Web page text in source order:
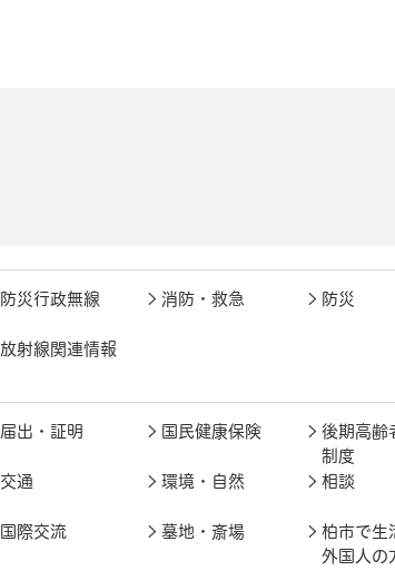
防災行政無線 消防・救急 防災
放射線関連情報
届出・証明 国民健康保険
後期高齢
制度
交通 環境・自然 相談
国際交流 墓地・斎場
柏市で生
外国人の